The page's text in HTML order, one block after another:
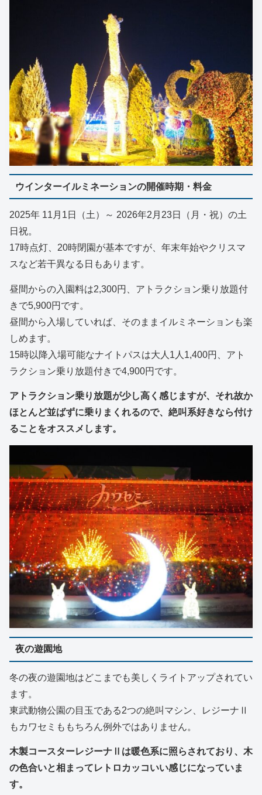
ウインターイルミネーションの開催時期・料金
2025年 11月1日（土）～ 2026年2月23日（月・祝）の土
日祝。
17時点灯、20時閉園が基本ですが、年末年始やクリスマ
スなど若干異なる日もあります。
昼間からの入園料は2,300円、アトラクション乗り放題付
きで5,900円です。
昼間から入場していれば、そのままイルミネーションも楽
しめます。
15時以降入場可能なナイトパスは大人1人1,400円、アト
ラクション乗り放題付きで4,900円です。
アトラクション乗り放題が少し高く感じますが、それ故か
ほとんど並ばずに乗りまくれるので、絶叫系好きなら付け
ることをオススメします。
夜の遊園地
冬の夜の遊園地はどこまでも美しくライトアップされてい
ます。
東武動物公園の目玉である2つの絶叫マシン、レジーナⅡ
もカワセミももちろん例外ではありません。
木製コースターレジーナⅡは暖色系に照らされており、木
の色合いと相まってレトロカッコいい感じになっていま
す。